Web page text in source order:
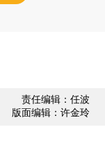
责任编辑：任波
版面编辑：许金玲